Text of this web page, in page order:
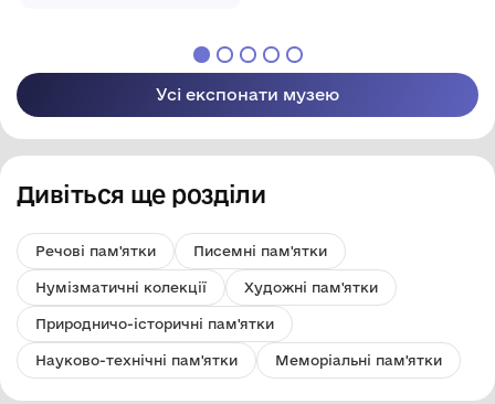
Усі експонати музею
Дивіться ще розділи
Речові пам'ятки Писемні пам'ятки
Нумізматичні колекції Художні пам'ятки
Природничо-історичні пам'ятки
Науково-технічні пам'ятки Меморіальні пам'ятки